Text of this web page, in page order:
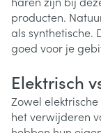
producten.
als synthetische.
goed voor je
Elektrisch
Zowel
het verwijderen